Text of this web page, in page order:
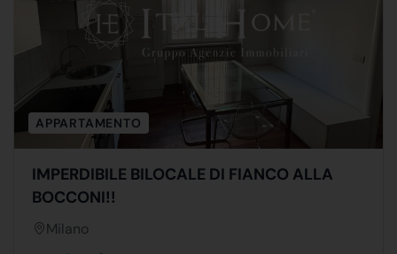
APPARTAMENTO
IMPERDIBILE BILOCALE DI FIANCO ALLA
BOCCONI!!
Milano